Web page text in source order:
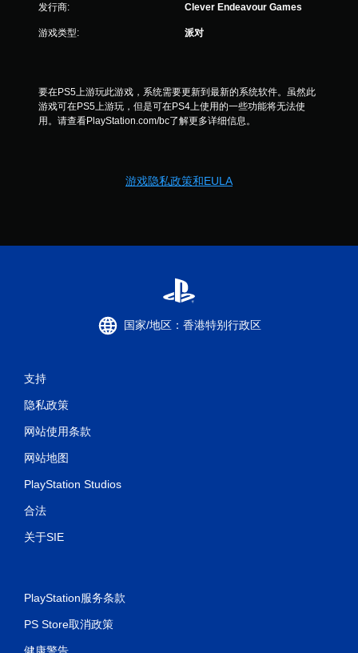
发行商: Clever Endeavour Games
游戏类型: 派对
要在PS5上游玩此游戏，系统需要更新到最新的系统软件。虽然此
游戏可在PS5上游玩，但是可在PS4上使用的一些功能将无法使
用。请查看PlayStation.com/bc了解更多详细信息。
游戏隐私政策和EULA
国家/地区：香港特别行政区
支持
隐私政策
网站使用条款
网站地图
PlayStation Studios
合法
关于SIE
PlayStation服务条款
PS Store取消政策
健康警告